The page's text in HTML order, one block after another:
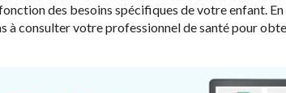
des besoins spécifiques de votre enfant.
à consulter votre professionnel de santé pour